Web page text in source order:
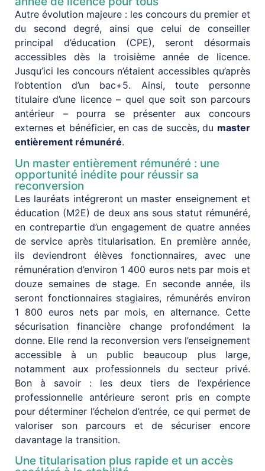
Autre évolution majeure : les concours du premier et
du second degré, ainsi que celui de conseiller
principal d’éducation (CPE), seront désormais
accessibles dès la troisième année de licence.
Jusqu’ici les concours n’étaient accessibles qu’après
l’obtention d’un bac+5. Ainsi, toute personne
titulaire d’une licence – quel que soit son parcours
antérieur – pourra se présenter aux concours
externes et bénéficier, en cas de succès, du master
entièrement rémunéré.
Un master entièrement rémunéré : une
opportunité inédite pour réussir sa
reconversion
Les lauréats intégreront un master enseignement et
éducation (M2E) de deux ans sous statut rémunéré,
en contrepartie d’un engagement de quatre années
de service après titularisation. En première année,
ils deviendront élèves fonctionnaires, avec une
rémunération d’environ 1 400 euros nets par mois et
douze semaines de stage. En seconde année, ils
seront fonctionnaires stagiaires, rémunérés environ
1 800 euros nets par mois, en alternance. Cette
sécurisation financière change profondément la
donne. Elle rend la reconversion vers l’enseignement
accessible à un public beaucoup plus large,
notamment aux professionnels du secteur privé.
Bon à savoir : les deux tiers de l’expérience
professionnelle antérieure seront pris en compte
pour déterminer l’échelon d’entrée, ce qui permet de
valoriser son parcours et de sécuriser encore
davantage la transition.
Une titularisation plus rapide et un accès